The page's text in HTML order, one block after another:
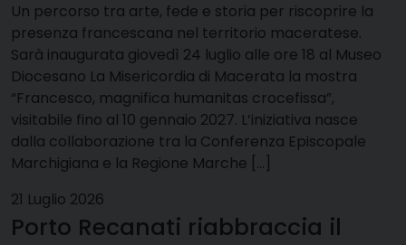
Un percorso tra arte, fede e storia per riscoprire la
presenza francescana nel territorio maceratese.
Sarà inaugurata giovedì 24 luglio alle ore 18 al Museo
Diocesano La Misericordia di Macerata la mostra
“Francesco, magnifica humanitas crocefissa”,
visitabile fino al 10 gennaio 2027. L’iniziativa nasce
dalla collaborazione tra la Conferenza Episcopale
Marchigiana e la Regione Marche […]
21 Luglio 2026
Porto Recanati riabbraccia il